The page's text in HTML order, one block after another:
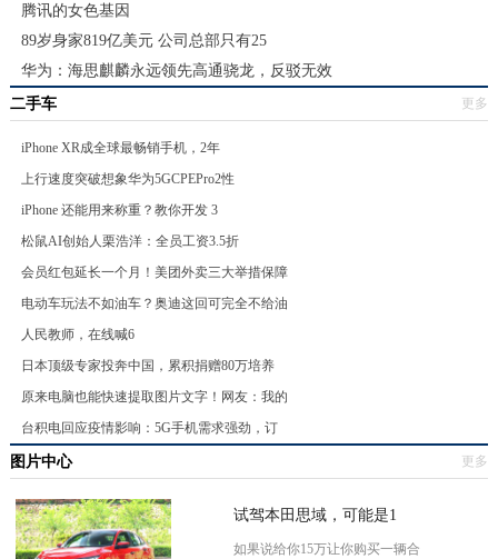
腾讯的女色基因
89岁身家819亿美元 公司总部只有25
华为：海思麒麟永远领先高通骁龙，反驳无效
二手车
更多
iPhone XR成全球最畅销手机，2年
上行速度突破想象华为5GCPEPro2性
iPhone 还能用来称重？教你开发 3
松鼠AI创始人栗浩洋：全员工资3.5折
会员红包延长一个月！美团外卖三大举措保障
电动车玩法不如油车？奥迪这回可完全不给油
人民教师，在线喊6
日本顶级专家投奔中国，累积捐赠80万培养
原来电脑也能快速提取图片文字！网友：我的
台积电回应疫情影响：5G手机需求强劲，订
图片中心 更多
试驾本田思域，可能是1
如果说给你15万让你购买一辆合